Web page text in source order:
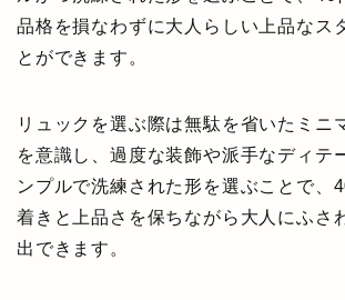
品格を損なわずに大人らしい上品なス
とができます。
リュックを選ぶ際は無駄を省いたミニ
を意識し、過度な装飾や派手なディテ
ンプルで洗練された形を選ぶことで、
着きと上品さを保ちながら大人にふさ
出できます。